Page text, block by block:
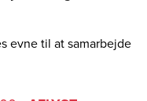
evne til at samarbejde